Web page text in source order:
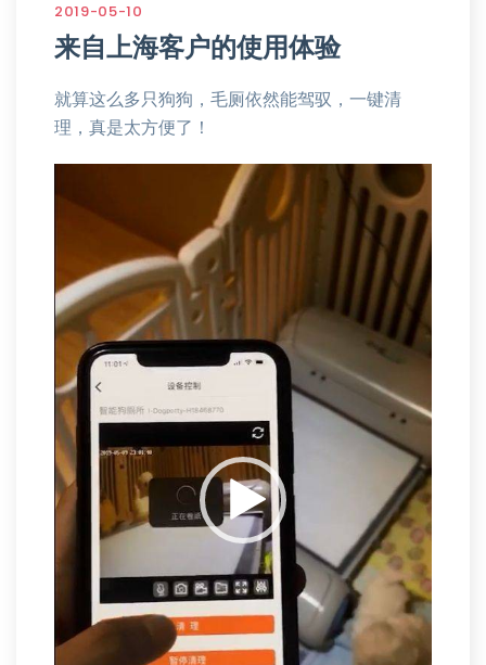
2019-05-10
来自上海客户的使用体验
就算这么多只狗狗，毛厕依然能驾驭，一键清
理，真是太方便了！
视
频
播